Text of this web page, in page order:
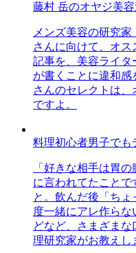
藤村 岳のオヤジ美
メンズ美容の研究
さんに向けて、オ
記事を、美容ライタ
が書くことに違和
さんのセレクトは
ですよ。
料理初心者男子でも
「好きな相手は胃
に言われてたことで
と。飲んだ後「ち
度一緒にアレ作ら
どなど、さまざま
理研究家がお教えし